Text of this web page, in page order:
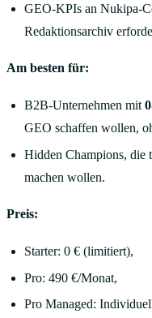
GEO-KPIs an Nukipa-
Redaktionsarchiv
Am besten für:
B2B-Unternehmen mit
GEO schaffen wollen,
Hidden Champions, die
machen wollen.
Preis:
Starter: 0 € (limitiert),
Pro: 490 €/Monat,
Pro Managed: